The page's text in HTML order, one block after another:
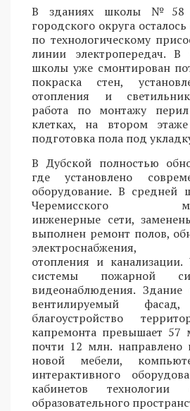
В зданиях школы №58
городского округа
по технологическому
линии электропередач. В
школы уже смонтирован
покраска стен,
отопления и
работа по монтажу
клетках, на втором этаже
подготовка пола под
В Дубской полностью
где установлено
оборудование. В
Черемисского
инженерные сети,
выполнен ремонт полов,
электроснабжения,
отопления и канализации.
системы пожарной
видеонаблюдения.
вентилируемый фасад,
благоустройство
капремонта превышает 57
почти 12 млн. направлено
новой мебели,
интерактивного
кабинетов
образовательного